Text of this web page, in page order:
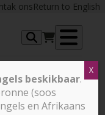
onsReturn to English
beskikbaar.
(soos
en Afrikaans
X